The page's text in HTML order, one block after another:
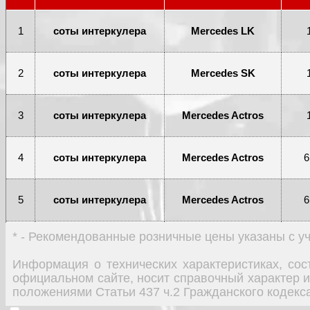
1 соты интеркулера Mercedes LK
2 соты интеркулера Mercedes SK
3 соты интеркулера Mercedes Actros
4 соты интеркулера Mercedes Actros
5 соты интеркулера Mercedes Actros
6 соты интеркулера Mercedes Actros
7 соты интеркулера Mercedes LK
* - Рекомендованные розничные цены указаны с
Информация о технических характеристиках,
официальном сайте, носит справочный характер
положениями Статьи 437 ч.2 Гражданского